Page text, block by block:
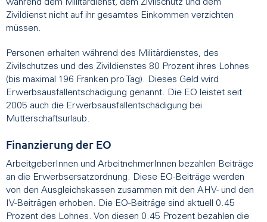
während dem Militärdienst, dem Zivilschutz und dem
Zivildienst nicht auf ihr gesamtes Einkommen verzichten
müssen.
Personen erhalten während des Militärdienstes, des
Zivilschutzes und des Zivildienstes 80 Prozent ihres Lohnes
(bis maximal 196 Franken pro Tag). Dieses Geld wird
Erwerbsausfallentschädigung genannt. Die EO leistet seit
2005 auch die Erwerbsausfallentschädigung bei
Mutterschaftsurlaub.
Finanzierung der EO
ArbeitgeberInnen und ArbeitnehmerInnen bezahlen Beiträge
an die Erwerbsersatzordnung. Diese EO-Beiträge werden
von den Ausgleichskassen zusammen mit den AHV- und den
IV-Beiträgen erhoben. Die EO-Beiträge sind aktuell 0.45
Prozent des Lohnes. Von diesen 0.45 Prozent bezahlen die